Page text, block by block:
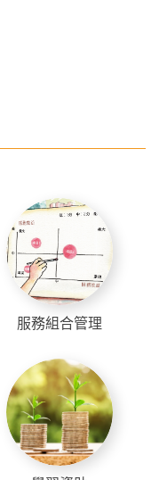
服務組合管理